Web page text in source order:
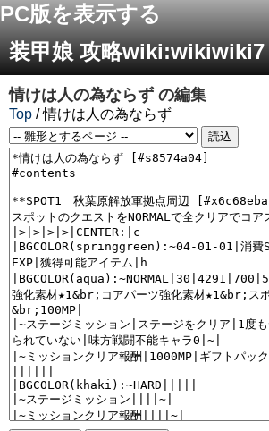
PC版を表示する
装甲娘 攻略wiki:wikiwiki7
情けは人の為ならず の編集
Top / 情けは人の為ならず